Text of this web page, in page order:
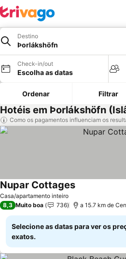
Destino
Þorlákshöfn
Check-in/out
Escolha as datas
Ordenar Filtrar
Hotéis em Þorlákshöfn
Como os pagamentos influenciam os
Casa/apartamento inteiro
Nupar Cottages
8,3 Muito boa 736 a 15.7 km de
Selecione as datas para ver os
exatos.